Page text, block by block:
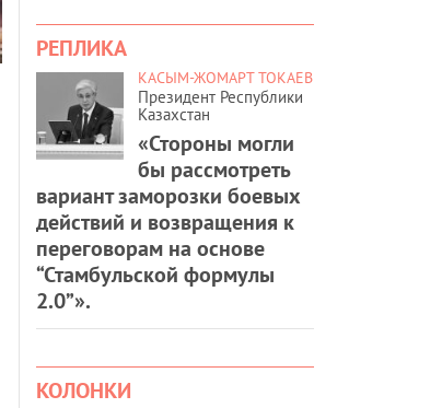
РЕПЛИКА
КАСЫМ-ЖОМАРТ ТОКАЕВ
Президент Республики
Казахстан
«Стороны могли
бы рассмотреть
вариант заморозки боевых
действий и возвращения к
переговорам на основе
“Стамбульской формулы
2.0”».
КОЛОНКИ